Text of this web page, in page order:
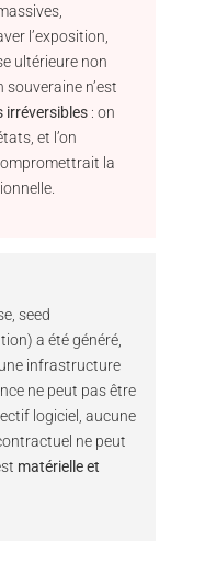
l’exposition,
ultérieure non
n’est
irréversibles : on
et l’on
la
seed
a été généré,
infrastructure
ne peut pas être
logiciel, aucune
ne peut
matérielle et